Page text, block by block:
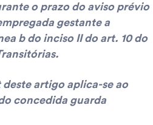
o prazo do aviso prévio
gestante a
b do inciso II do art. 10 do
deste artigo aplica-se ao
concedida guarda